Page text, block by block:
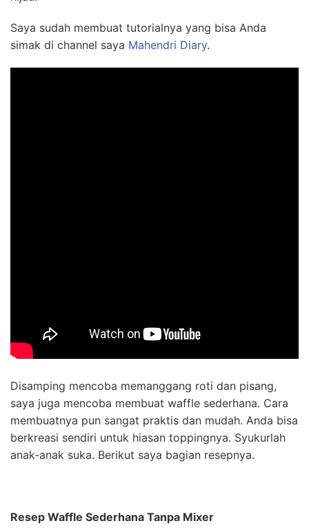
Saya sudah membuat tutorialnya yang bisa Anda
simak di channel saya Mahendri Diary.
Disamping mencoba memanggang roti dan pisang,
saya juga mencoba membuat waffle sederhana. Cara
membuatnya pun sangat praktis dan mudah. Anda bisa
berkreasi sendiri untuk hiasan toppingnya. Syukurlah
anak-anak suka. Berikut saya bagian resepnya.
Resep Waffle Sederhana Tanpa Mixer